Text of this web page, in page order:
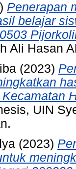
Penerapan
belajar
Ali Hasan
(2023)
UIN
(2023)